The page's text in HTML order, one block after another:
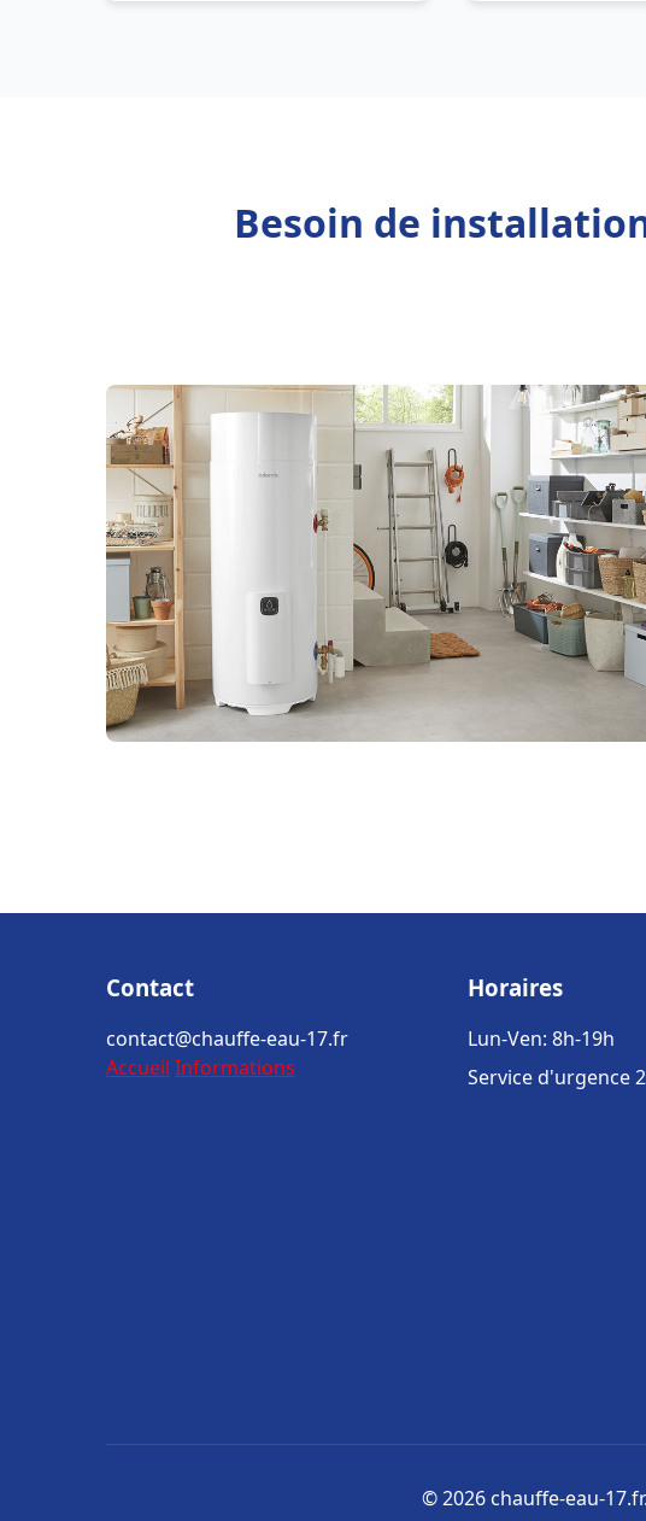
Besoin de
Contact
contact@chauffe-eau-17.fr
Accueil Informations
Horaires
Lun-Ven: 8h-19h
Service d'urgence
© 2026 chauffe-eau-